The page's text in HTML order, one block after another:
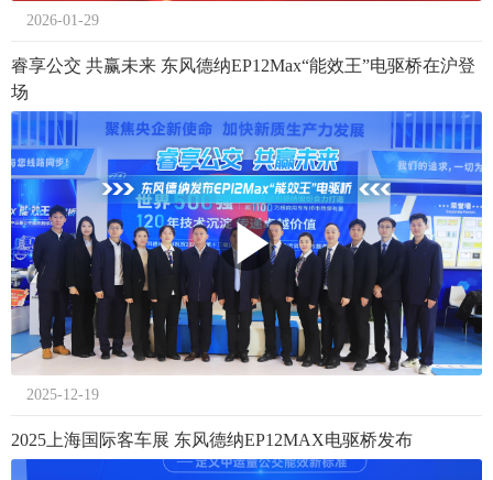
2026-01-29
睿享公交 共赢未来 东风德纳EP12Max“能效王”电驱桥在沪登
场
2025-12-19
2025上海国际客车展 东风德纳EP12MAX电驱桥发布